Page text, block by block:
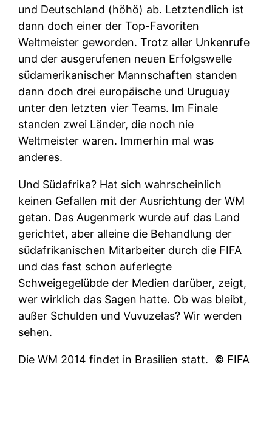
und Deutschland (höhö) ab. Letztendlich ist
dann doch einer der Top-Favoriten
Weltmeister geworden. Trotz aller Unkenrufe
und der ausgerufenen neuen Erfolgswelle
südamerikanischer Mannschaften standen
dann doch drei europäische und Uruguay
unter den letzten vier Teams. Im Finale
standen zwei Länder, die noch nie
Weltmeister waren. Immerhin mal was
anderes.
Und Südafrika? Hat sich wahrscheinlich
keinen Gefallen mit der Ausrichtung der WM
getan. Das Augenmerk wurde auf das Land
gerichtet, aber alleine die Behandlung der
südafrikanischen Mitarbeiter durch die FIFA
und das fast schon auferlegte
Schweigegelübde der Medien darüber, zeigt,
wer wirklich das Sagen hatte. Ob was bleibt,
außer Schulden und Vuvuzelas? Wir werden
sehen.
Die WM 2014 findet in Brasilien statt. © FIFA